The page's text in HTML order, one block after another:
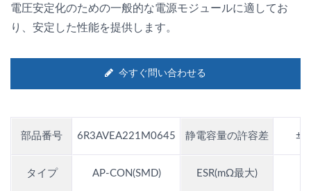
電圧安定化のための一般的な電源モジュールに適してお
り、安定した性能を提供します。
今すぐ問い合わせる
部品番号 6R3AVEA221M0645 静電容量の許容差
タイプ AP-CON(SMD) ESR(mΩ最大)